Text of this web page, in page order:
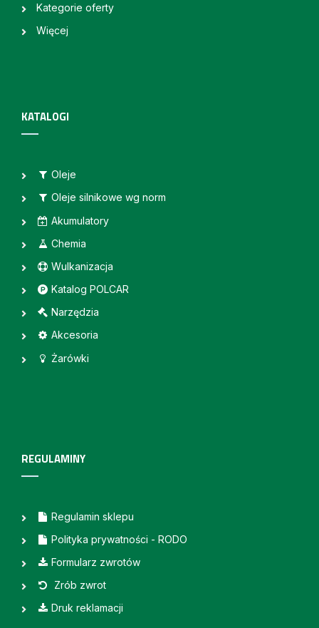
Kategorie oferty
Więcej
KATALOGI
Oleje
Oleje silnikowe wg norm
Akumulatory
Chemia
Wulkanizacja
Katalog POLCAR
Narzędzia
Akcesoria
Żarówki
REGULAMINY
Regulamin sklepu
Polityka prywatności - RODO
Formularz zwrotów
Zrób zwrot
Druk reklamacji